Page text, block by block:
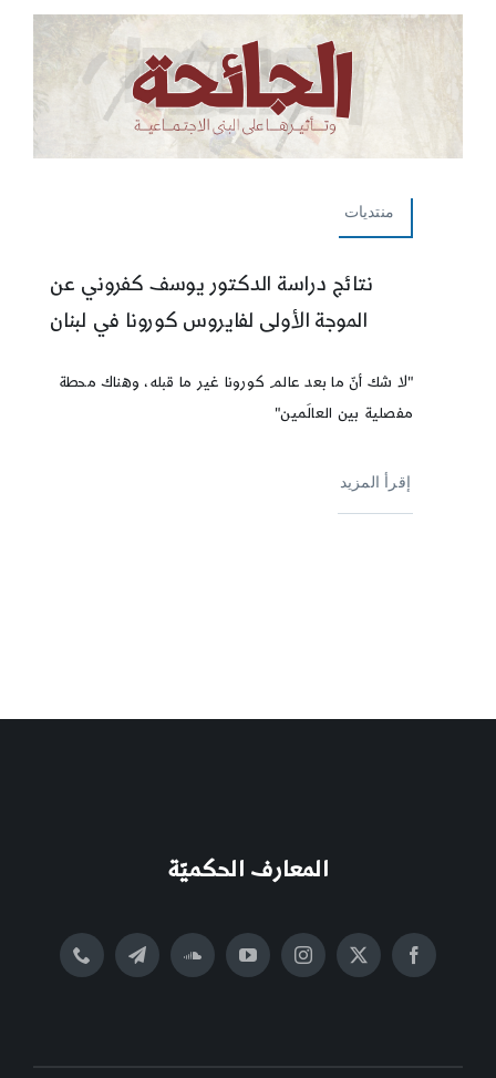
منتديات
نتائج دراسة الدكتور يوسف كفروني عن
الموجة الأولى لفايروس كورونا في لبنان
"لا شك أنّ ما بعد عالم كورونا غير ما قبله، وهناك محطة
مفصلية بين العالَمين"
إقرأ المزيد
المعارف الحكميّة